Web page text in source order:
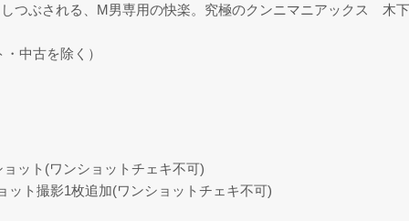
ぶされる、M男専用の快楽。究極のクンニマニアックス 木
中古を除く）
ット(ワンショットチェキ不可)
ット撮影1枚追加(ワンショットチェキ不可)